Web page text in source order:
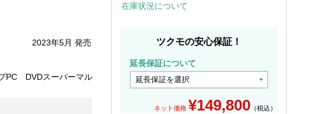
2023年5月 発売
PC DVDスーパーマル
在庫状況について
ツクモの安心保証！
延長保証について
ネット価格 ¥149,800 （税込）